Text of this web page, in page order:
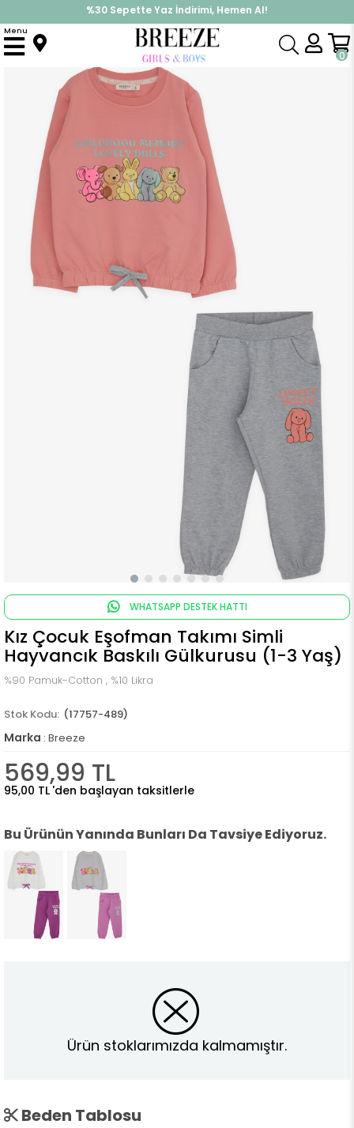
%30 Sepette Yaz İndirimi, Hemen Al!
İndirimlere ek %10 İndirimi Kap, Hemen Üye Ol!
0
Menu
Anasayfa Takımlar Eşofman Takımı Kız Çocuk Eşofman Takımı Simli Hayvancık Baskılı Gülkurusu (1-3 Yaş)
WHATSAPP DESTEK HATTI
Kız Çocuk Eşofman Takımı Simli
Hayvancık Baskılı Gülkurusu (1-3 Yaş)
%90 Pamuk-Cotton , %10 Likra
(17757-489)
Marka : Breeze
569,99 TL
95,00 TL 'den başlayan taksitlerle
Bu Ürünün Yanında Bunları Da Tavsiye Ediyoruz.
Ürün stoklarımızda kalmamıştır.
Beden Tablosu